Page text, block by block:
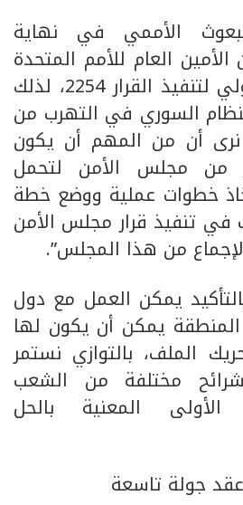
الأممي في نهاية
العام للأمم المتحدة
ومجلس الأمن الدولي لتنفيذ القرار 2254، لذلك
السوري في التهرب من
نرى أن من المهم أن يكون
من مجلس الأمن لتحمل
خطوات عملية ووضع خطة
في تنفيذ قرار مجلس الأمن
يمكن العمل مع دول
يمكن أن يكون لها
الملف، بالتوازي نستمر
مختلفة من الشعب
المعنية بالحل
جولة تاسعة